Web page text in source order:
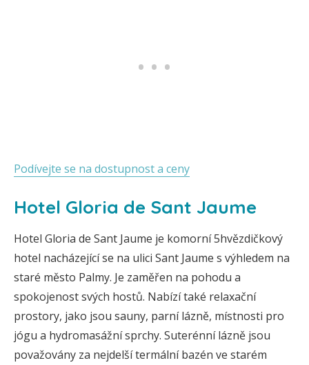
Podívejte se na dostupnost a ceny
Hotel Gloria de Sant Jaume
Hotel Gloria de Sant Jaume je komorní 5hvězdičkový
hotel nacházející se na ulici Sant Jaume s výhledem na
staré město Palmy. Je zaměřen na pohodu a
spokojenost svých hostů. Nabízí také relaxační
prostory, jako jsou sauny, parní lázně, místnosti pro
jógu a hydromasážní sprchy. Suterénní lázně jsou
považovány za nejdelší termální bazén ve starém